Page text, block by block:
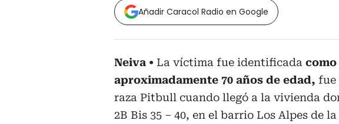
Añadir Caracol Radio en Google
Neiva La víctima fue identificada como
aproximadamente 70 años de edad, fue
raza Pitbull cuando llegó a la vivienda
2B Bis 35 – 40, en el barrio Los Alpes de